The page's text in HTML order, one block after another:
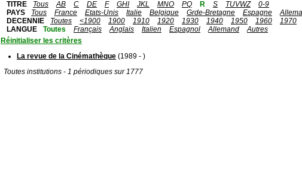
TITRE
Tous AB C DE F GHI JKL MNO PQ R S TUVWZ
0-9
PAYS
Tous France Etats-Unis Italie Belgique Grde-Bretagne Espagne
DECENNIE
Toutes <1900 1900 1910 1920 1930 1940 1950 1960 1970
LANGUE
Toutes Français Anglais Italien Espagnol Allemand
Autres
Réinitialiser les critères
La revue de la Cinémathèque (1989 - )
Toutes institutions - 1 périodiques sur 1777